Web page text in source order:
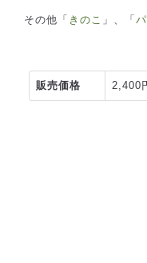
その他「 きのこ 」、「
販売価格 2,400